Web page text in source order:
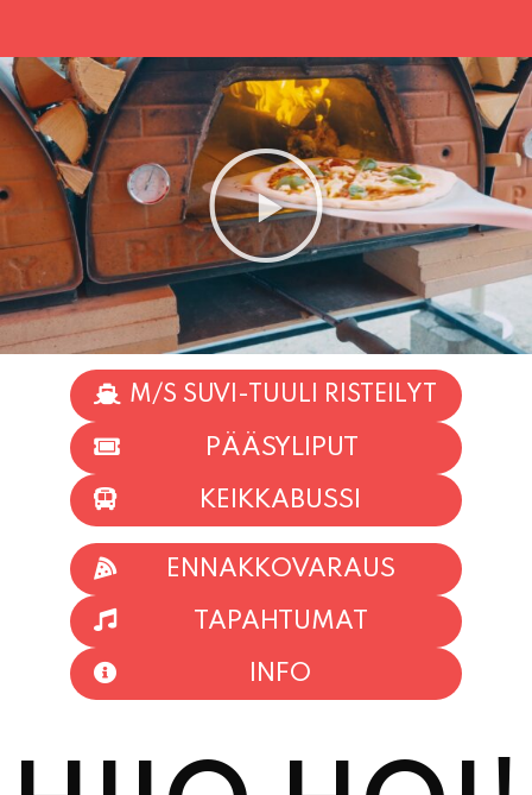
M/S SUVI-TUULI RISTEILYT
PÄÄSYLIPUT
KEIKKABUSSI
TAPAHTUMAT
INFO
HIIO HOI!
KESÄKAUSI 2026 KÄYNNISTYY